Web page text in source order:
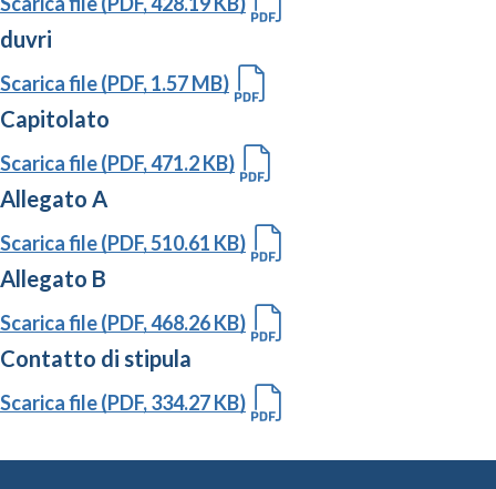
duvri
Scarica file (PDF, 1.57 MB)
Capitolato
Scarica file (PDF, 471.2 KB)
Allegato A
Scarica file (PDF, 510.61 KB)
Allegato B
Scarica file (PDF, 468.26 KB)
Contatto di stipula
Scarica file (PDF, 334.27 KB)